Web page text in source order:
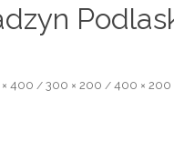
400 / 300 × 200 / 400 × 200